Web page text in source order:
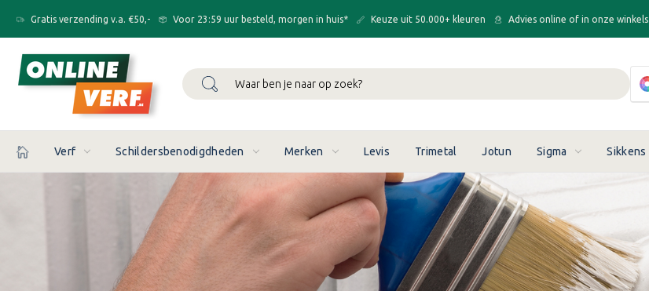
Gratis verzending v.a. €50,- Voor 23:59 uur besteld, morgen in huis* Keuze uit 50.000+ kleuren Advies online of in onze winkels
Zoeken
Verf Schildersbenodigdheden Merken Levis Trimetal Jotun Sigma Sikkens